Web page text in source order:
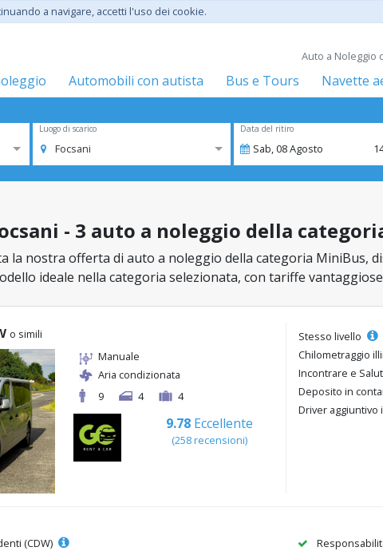
a navigare, accetti l'uso dei cookie.
Auto a Noleggio
Automobili con autista Bus e Tours
Navette
Luogo di scarico
Focsani
Data del ritiro
Sab,08Agosto
- 3 auto a noleggio della
la nostra offerta di auto a noleggio della categoria MiniBus,
ideale nella categoria selezionata, con tariffe
o simili
Manuale
Aria condizionata
9
4 4
9.78 Eccellente
(258 recensioni)
Stesso livello
Chilometraggio
Incontrare e
Deposito in
Driver aggiuntivo
(CDW)